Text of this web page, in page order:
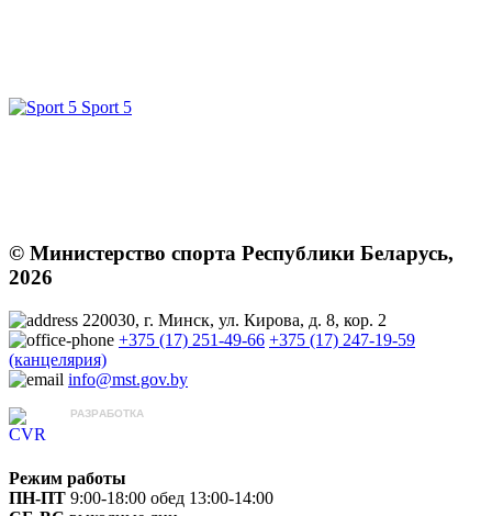
Sport 5
© Министерство спорта Республики Беларусь,
2026
220030, г. Минск, ул. Кирова, д. 8, кор. 2
+375 (17) 251-49-66 +375 (17) 247-19-59
(канцелярия)
info@mst.gov.by
РАЗРАБОТКА
Режим работы
ПН-ПТ 9:00-18:00 обед 13:00-14:00